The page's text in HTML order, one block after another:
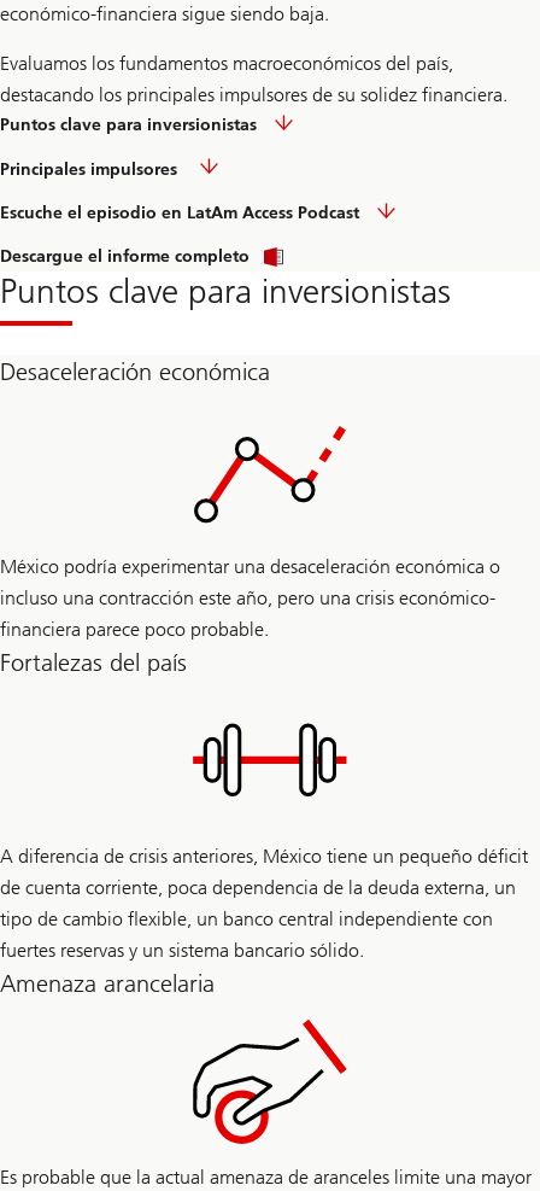
económico-financiera sigue siendo baja.
Evaluamos los fundamentos macroeconómicos del país,
destacando los principales impulsores de su solidez financiera.
Puntos clave para inversionistas
Principales impulsores
Escuche el episodio en LatAm Access Podcast
Descargue el informe completo
artículo
Puntos clave para inversionistas
Desaceleración económica
México podría experimentar una desaceleración económica o
incluso una contracción este año, pero una crisis económico-
financiera parece poco probable.
Fortalezas del país
A diferencia de crisis anteriores, México tiene un pequeño déficit
de cuenta corriente, poca dependencia de la deuda externa, un
tipo de cambio flexible, un banco central independiente con
fuertes reservas y un sistema bancario sólido.
Amenaza arancelaria
Es probable que la actual amenaza de aranceles limite una mayor